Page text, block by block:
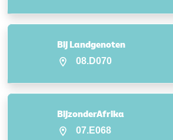
Bij Landgenoten
08.D070
BijzonderAfrika
07.E068